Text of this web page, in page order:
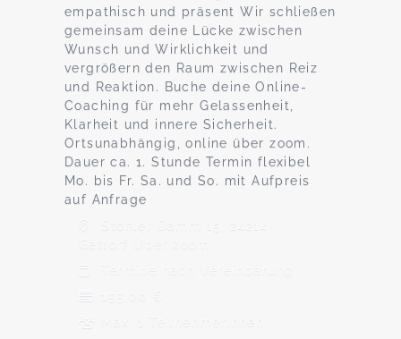
empathisch und präsent Wir schließen
gemeinsam deine Lücke zwischen
Wunsch und Wirklichkeit und
vergrößern den Raum zwischen Reiz
und Reaktion. Buche deine Online-
Coaching für mehr Gelassenheit,
Klarheit und innere Sicherheit.
Ortsunabhängig, online über zoom.
Dauer ca. 1. Stunde Termin flexibel
Mo. bis Fr. Sa. und So. mit Aufpreis
auf Anfrage
Stohler Damm 15, 24214
Gettorf Über zoom
Termine nach Vereinbarung
155,00 €
Max. 1 TeilnehmerInnen